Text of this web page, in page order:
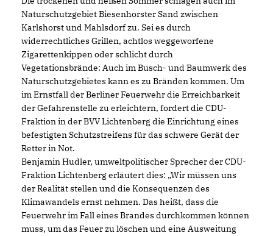
Naturschutzgebiet Biesenhorster Sand zwischen
Karlshorst und Mahlsdorf zu. Sei es durch
widerrechtliches Grillen, achtlos weggeworfene
Zigarettenkippen oder schlicht durch
Vegetationsbrände: Auch im Busch- und Baumwerk des
Naturschutzgebietes kann es zu Bränden kommen. Um
im Ernstfall der Berliner Feuerwehr die Erreichbarkeit
der Gefahrenstelle zu erleichtern, fordert die CDU-
Fraktion in der BVV Lichtenberg die Einrichtung eines
befestigten Schutzstreifens für das schwere Gerät der
Retter in Not.
Benjamin Hudler, umweltpolitischer Sprecher der CDU-
Fraktion Lichtenberg erläutert dies: „Wir müssen uns
der Realität stellen und die Konsequenzen des
Klimawandels ernst nehmen. Das heißt, dass die
Feuerwehr im Fall eines Brandes durchkommen können
muss, um das Feuer zu löschen und eine Ausweitung